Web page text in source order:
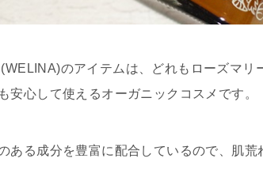
のアイテムは、どれもローズマリ
安心して使えるオーガニックコスメです。
ある成分を豊富に配合しているので、肌荒